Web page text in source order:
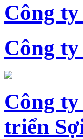
Công
Công
Công
triển